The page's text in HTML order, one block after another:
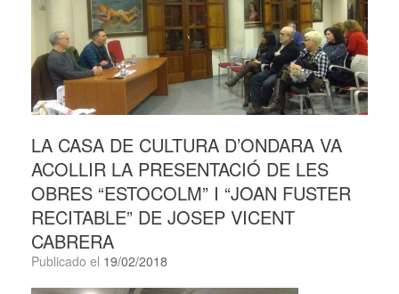
LA CASA DE CULTURA D’ONDARA VA
ACOLLIR LA PRESENTACIÓ DE LES
OBRES “ESTOCOLM” I “JOAN FUSTER
RECITABLE” DE JOSEP VICENT
CABRERA
Publicado el 19/02/2018